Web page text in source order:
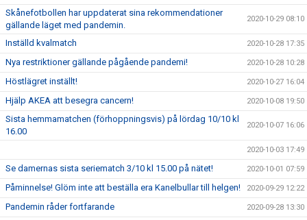
Skånefotbollen har uppdaterat sina rekommendationer
gällande läget med pandemin.
2020-10-29 08:10
Inställd kvalmatch 2020-10-28 17:35
Nya restriktioner gällande pågående pandemi! 2020-10-28 10:28
Höstlägret inställt! 2020-10-27 16:04
Hjälp AKEA att besegra cancern! 2020-10-08 19:50
Sista hemmamatchen (förhoppningsvis) på lördag 10/10 kl
16.00
2020-10-07 16:06
2020-10-03 17:49
Se damernas sista seriematch 3/10 kl 15.00 på nätet! 2020-10-01 07:59
Påminnelse! Glöm inte att beställa era Kanelbullar till helgen! 2020-09-29 12:22
Pandemin råder fortfarande 2020-09-28 13:30